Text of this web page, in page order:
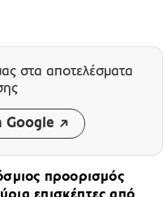
στα αποτελέσματα
Google
προορισμός